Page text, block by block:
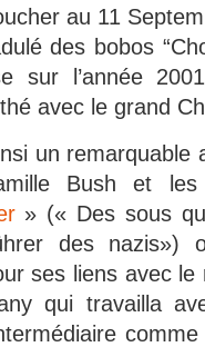
au 11
des bobos
sur l’année
avec le grand
un remarquable
Bush et
» (« Des sous
des nazis»)
ses liens avec
qui travailla